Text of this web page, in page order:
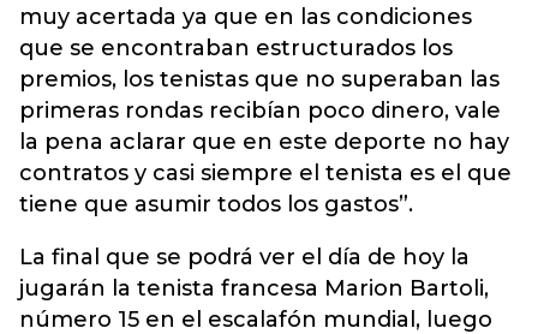
muy acertada ya que en las condiciones
que se encontraban estructurados los
premios, los tenistas que no superaban las
primeras rondas recibían poco dinero, vale
la pena aclarar que en este deporte no hay
contratos y casi siempre el tenista es el que
tiene que asumir todos los gastos”.
La final que se podrá ver el día de hoy la
jugarán la tenista francesa Marion Bartoli,
número 15 en el escalafón mundial, luego